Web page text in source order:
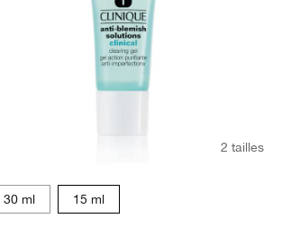
2 tailles
30 ml 15 ml